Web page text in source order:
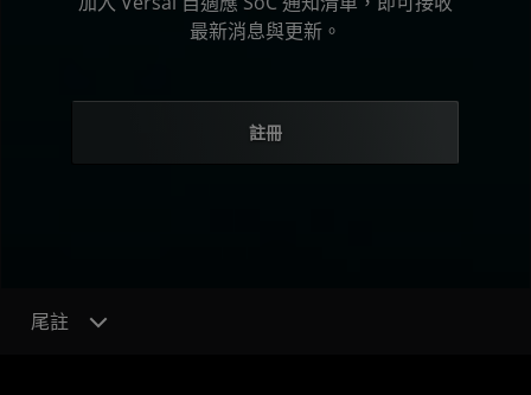
最新消息與更新。
註冊
尾註